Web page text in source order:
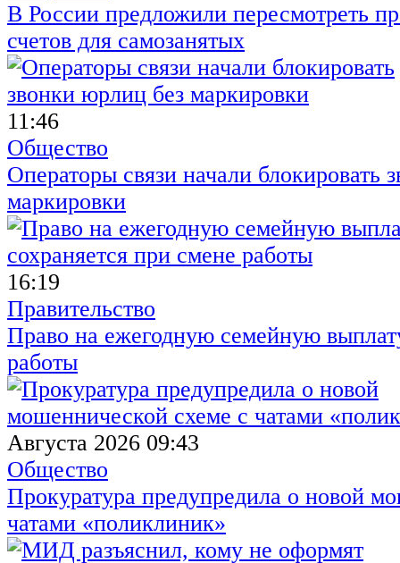
В России предложили пересмотреть
счетов для самозанятых
11:46
Общество
Операторы связи начали блокировать
маркировки
16:19
Правительство
Право на ежегодную семейную
работы
Августа 2026 09:43
Общество
Прокуратура предупредила о новой
чатами «поликлиник»